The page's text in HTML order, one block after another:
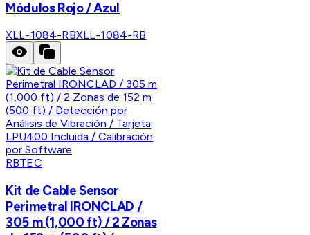
Módulos Rojo / Azul
XLL-1084-RBXLL-1084-RB
RBTEC
Kit de Cable Sensor
Perimetral IRONCLAD /
305 m (1,000 ft) / 2 Zonas